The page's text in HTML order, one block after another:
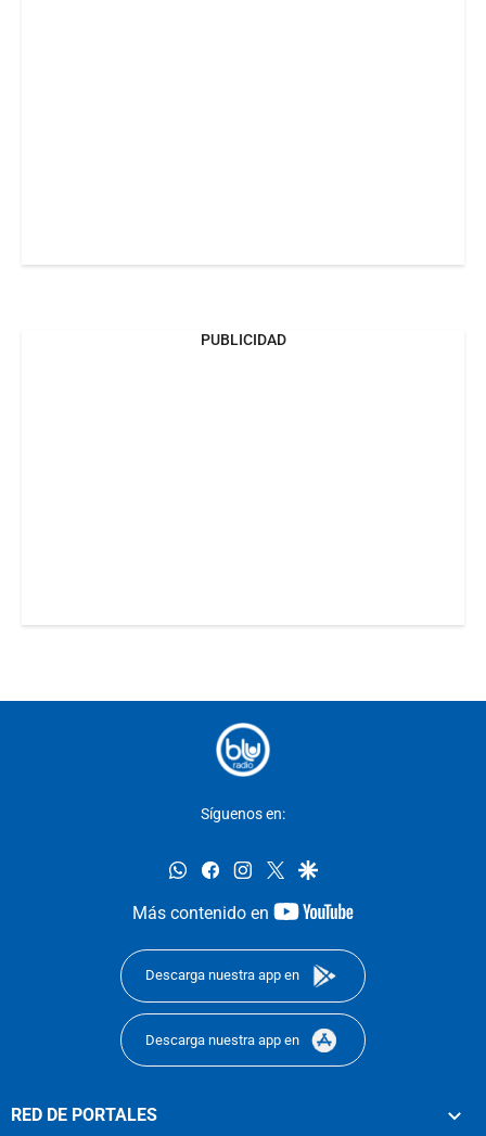
PUBLICIDAD
Síguenos en:
whatsappfacebookinstagram
twittergoogle
Más contenido en
youtube-
Descarga nuestra app en
Descarga nuestra app en
RED DE PORTALES